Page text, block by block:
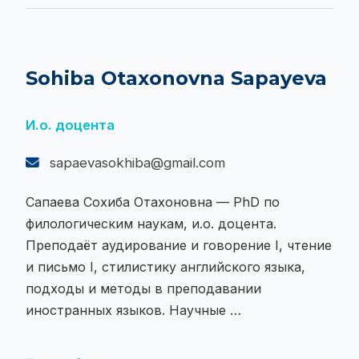
Sohiba Otaxonovna Sapayeva
И.о. доцента
sapaevasokhiba@gmail.com
Сапаева Сохиба Отахоновна — PhD по
филологическим наукам, и.о. доцента.
Преподаёт аудирование и говорение I, чтение
и письмо I, стилистику английского языка,
подходы и методы в преподавании
иностранных языков. Научные …